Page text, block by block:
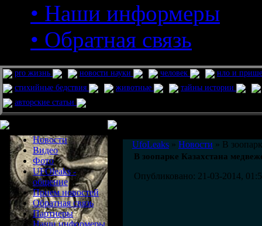
• Наши информеры
• Обратная связь
pro жизнь новости науки человек
нло и
стихийные бедствия
животные
тайны истории
авторские статьи
Новости
Видео
Фото
UFOleaks -
общение
Прием новостей
Обратная связь
Партнеры
Наши информеры
UfoLeaks » Новости » В
В зоопарке Казахстана
Опубликовано: 21-03-2014,